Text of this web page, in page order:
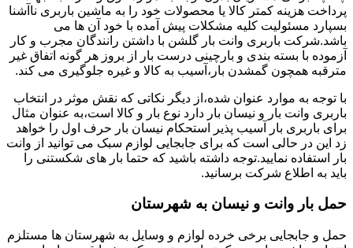
پرداخت هزینه کمتر کالا یا محصولات خود را به ماشین باربری ناآشنا
بسپارد مسئولیت کلیه مشکلات پیش آمده با خود آن ها می
باشد.شرکت باربری وانت بار گلشن با داشتن رانندگان مجرب و کار
آزموده با بسته بندی و بارچینی درست بار از بروز هر گونه اتفاق غیر
مترقبه همچون گمشدن بار،آسیب به کالا و غیره جلوگیری می کند.
با توجه به موارد عنوان شده،از دیگر نکاتی که نقش موثر در انتخاب
باربری وانت بار و نیسان بار دارد نوع بار و کالا است،به عنوان مثال
برای باربری بار آسیب پذیر استحکام نیسان بار حرف اول را خواهد
زد این در حالی است که برای جابجایی لوازم سبک می توانید از وانت
بار استفاده نمایید.توجه داشته باشید که حتما بار های شکستنی را
باید به اطلاع شرکت برسانید.
حمل بار وانت و نیسان به شهرستان
حمل و جابجایی برخی خرده لوازم و وسایل به شهرستان ها مستلزم